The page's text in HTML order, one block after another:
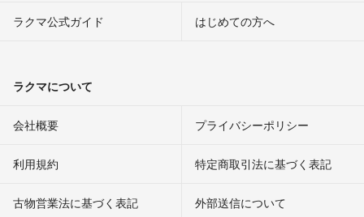
ラクマ公式ガイド はじめての方へ
ラクマについて
会社概要 プライバシーポリシー
利用規約 特定商取引法に基づく表記
古物営業法に基づく表記 外部送信について